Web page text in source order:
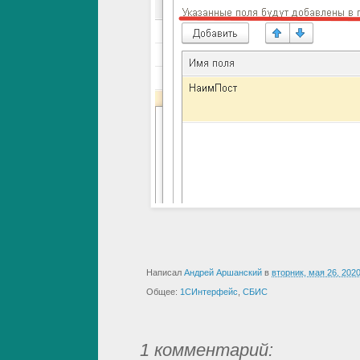
Написал Андрей Аршанский в вторник, мая 26, 2020
Общее: 1СИнтерфейс, СБИС
1 комментарий: